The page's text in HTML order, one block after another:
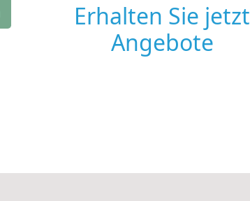
Erhalten Sie jetzt
Angebote